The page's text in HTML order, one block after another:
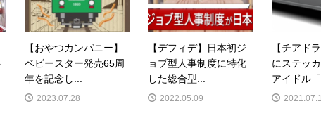
【おやつカンパニー】
ベビースター発売65周
年を記念し...
2023.07.28
【デフィデ】日本初ジ
ョブ型人事制度に特化
した総合型...
2022.05.09
【チアド
にステッ
アイドル「